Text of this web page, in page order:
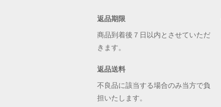
返品期限
商品到着後７日以内とさせていただ
きます。
返品送料
不良品に該当する場合のみ当方で負
担いたします。